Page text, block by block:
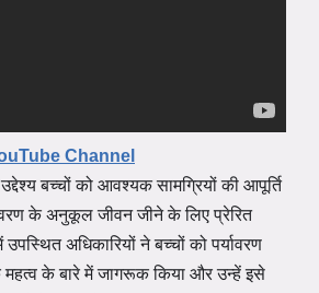
Channel
बच्चों को आवश्यक सामग्रियों की आपूर्ति
के अनुकूल जीवन जीने के लिए प्रेरित
अधिकारियों ने बच्चों को पर्यावरण
के बारे में जागरूक किया और उन्हें इसे